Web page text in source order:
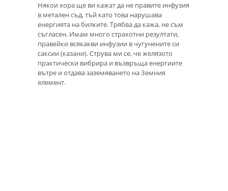
Някои хора ще ви кажат да не правите инфузия
в метален съд, тъй като това нарушава
енергията на билките. Трябва да кажа, не съм
съгласен. Имам много страхотни резултати,
правейки всякакви инфузии в чугунените си
саксии (казани). Струва ми се, че желязото
практически вибрира и възвръща енергиите
вътре и отдава заземяването на Земния
елемент.